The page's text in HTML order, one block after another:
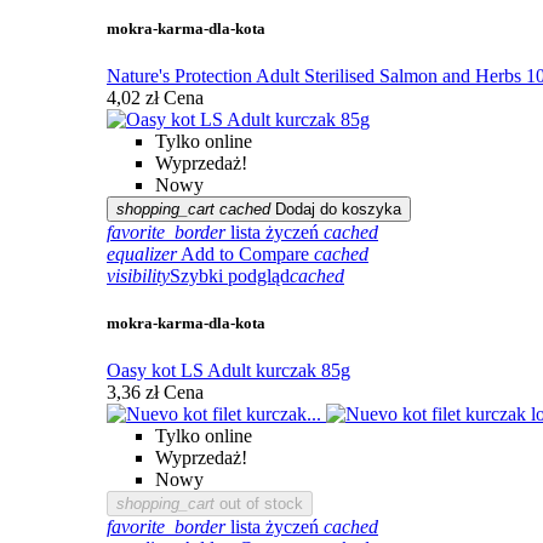
mokra-karma-dla-kota
Nature's Protection Adult Sterilised Salmon and Herbs
4,02 zł Cena
Tylko online
Wyprzedaż!
Nowy
shopping_cart cached Dodaj do koszyka
favorite_border lista życzeń cached
equalizer Add to Compare cached
visibilitySzybki podglądcached
mokra-karma-dla-kota
Oasy kot LS Adult kurczak 85g
3,36 zł Cena
Tylko online
Wyprzedaż!
Nowy
shopping_cart out of stock
favorite_border lista życzeń cached